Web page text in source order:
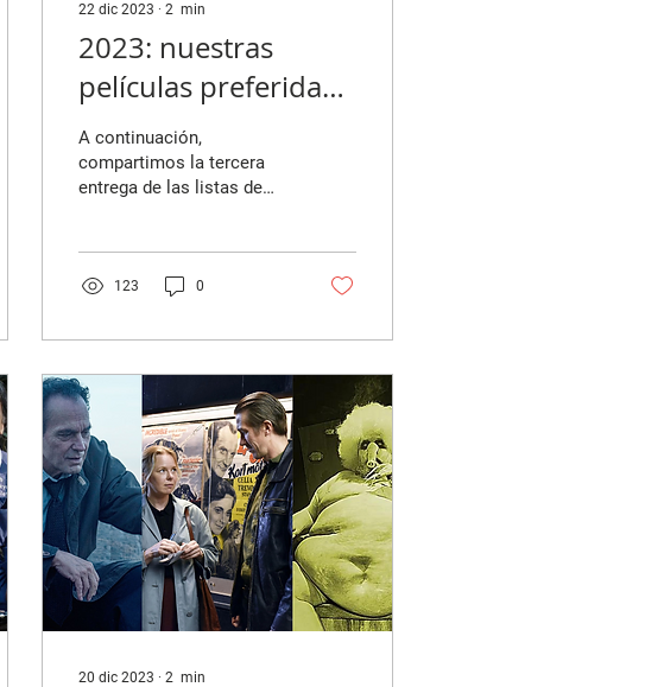
22 dic 2023 ∙ 2 min
2023: nuestras
películas preferidas
(parte 4)
A continuación,
compartimos la tercera
entrega de las listas de
123 0
20 dic 2023 ∙ 2 min